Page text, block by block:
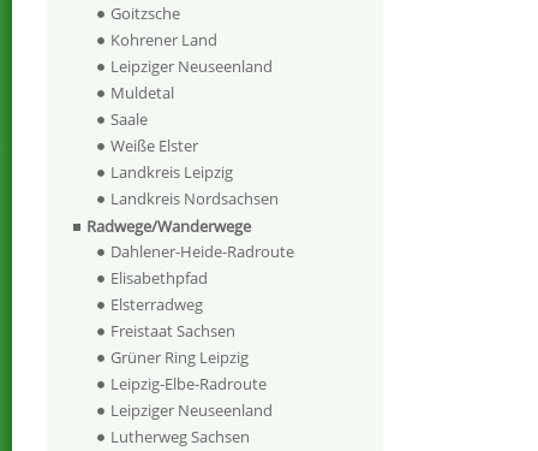
Goitzsche
Kohrener Land
Leipziger Neuseenland
Muldetal
Saale
Weiße Elster
Landkreis Leipzig
Landkreis Nordsachsen
Radwege/Wanderwege
Dahlener-Heide-Radroute
Elisabethpfad
Elsterradweg
Freistaat Sachsen
Grüner Ring Leipzig
Leipzig-Elbe-Radroute
Leipziger Neuseenland
Lutherweg Sachsen